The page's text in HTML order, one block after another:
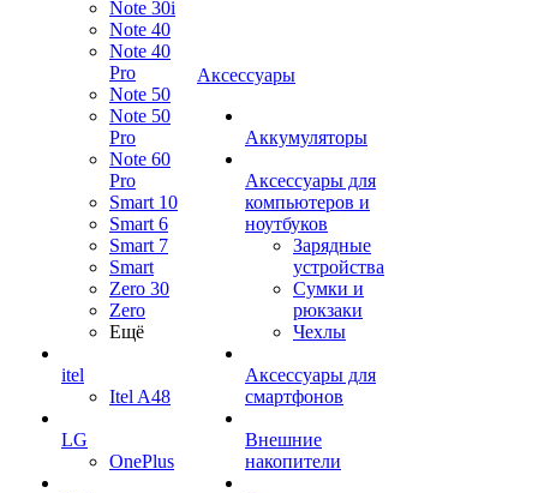
Note 30i
Note 40
Note 40
Pro
Note 50
Note 50
Pro
Note 60
Pro
Smart 10
Smart 6
Smart 7
Smart
Zero 30
Zero
Ещё
itel
Itel A48
LG
OnePlus
Аксессуары
Аккумуляторы
Аксессуары для
компьютеров и
ноутбуков
Зарядные
устройства
Сумки и
рюкзаки
Чехлы
Аксессуары для
смартфонов
Внешние
накопители